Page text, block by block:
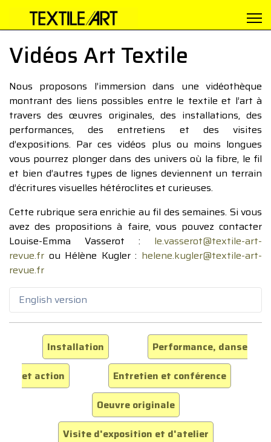
Vidéos Art Textile
Nous proposons l’immersion dans une vidéothèque
montrant des liens possibles entre le textile et l’art à
travers des œuvres originales, des installations, des
performances, des entretiens et des visites
d’expositions. Par ces vidéos plus ou moins longues
vous pourrez plonger dans des univers où la fibre, le fil
et bien d’autres types de lignes deviennent un terrain
d’écritures visuelles hétéroclites et curieuses.
Cette rubrique sera enrichie au fil des semaines. Si vous
avez des propositions à faire, vous pouvez contacter
Louise-Emma Vasserot : le.vasserot@textile-art-
revue.fr ou Hélène Kugler : helene.kugler@textile-art-
revue.fr
English version
Installation
Performance, danse
et action
Entretien et conférence
Oeuvre originale
Visite d'exposition et d'atelier